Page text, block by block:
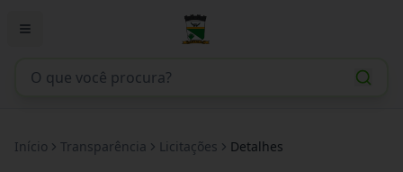
Início Transparência Licitações Detalhes